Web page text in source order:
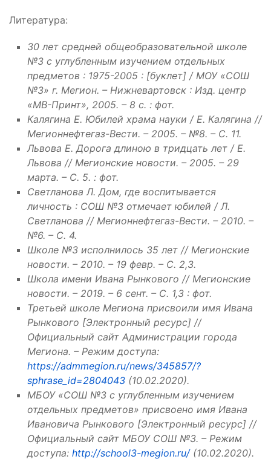
Литература:
30 лет средней общеобразовательной школе
№3 с углубленным изучением отдельных
предметов : 1975-2005 : [буклет] / МОУ «СОШ
№3» г. Мегион. – Нижневартовск : Изд. центр
«МВ-Принт», 2005. – 8 с. : фот.
Калягина Е. Юбилей храма науки / Е. Калягина //
Мегионнефтегаз-Вести. – 2005. – №8. – С. 11.
Львова Е. Дорога длиною в тридцать лет / Е.
Львова // Мегионские новости. – 2005. – 29
марта. – С. 5. : фот.
Светланова Л. Дом, где воспитывается
личность : СОШ №3 отмечает юбилей / Л.
Светланова // Мегионнефтегаз-Вести. – 2010. –
№6. – С. 4.
Школе №3 исполнилось 35 лет // Мегионские
новости. – 2010. – 19 февр. – С. 2,3.
Школа имени Ивана Рынкового // Мегионские
новости. – 2019. – 6 сент. – С. 1,3 : фот.
Третьей школе Мегиона присвоили имя Ивана
Рынкового [Электронный ресурс] //
Официальный сайт Администрации города
Мегиона. – Режим доступа:
https://admmegion.ru/news/345857/?
sphrase_id=2804043 (10.02.2020).
МБОУ «СОШ №3 с углубленным изучением
отдельных предметов» присвоено имя Ивана
Ивановича Рынкового [Электронный ресурс] //
Официальный сайт МБОУ СОШ №3. – Режим
доступа: http://school3-megion.ru/(10.02.2020).